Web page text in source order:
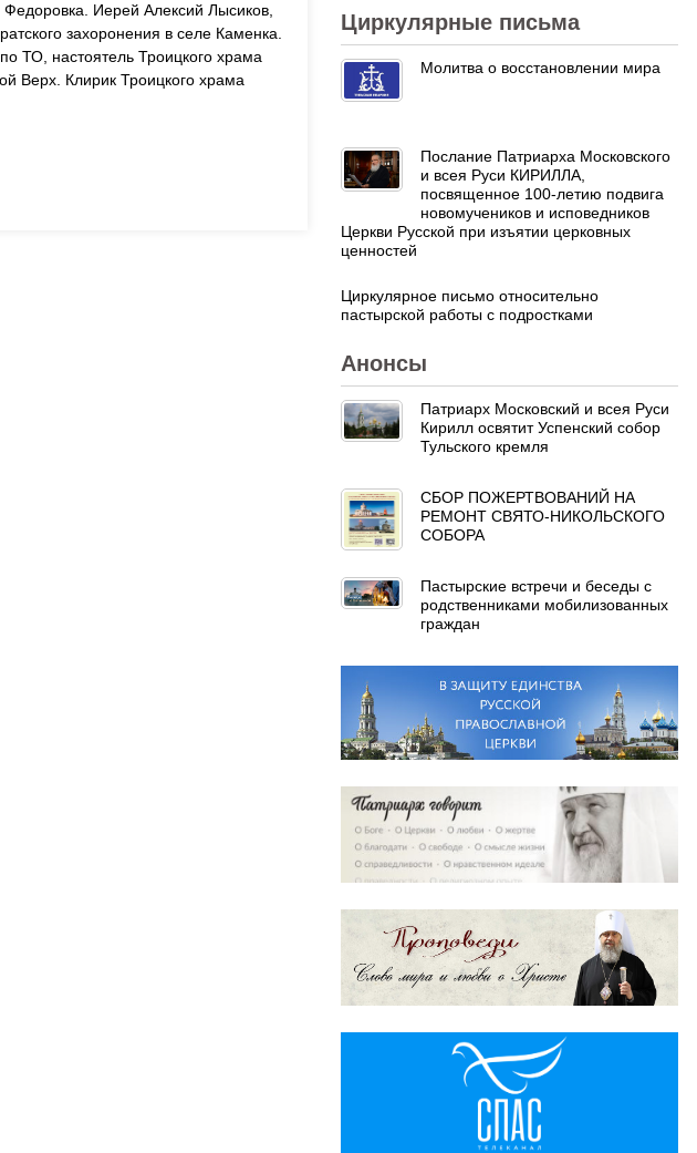
Иерей Алексий Лысиков,
захоронения в селе Каменка.
ТО, настоятель Троицкого храма
Верх. Клирик Троицкого храма
Циркулярные письма
Молитва о восстановлении мира
Послание Патриарха Московского
и всея Руси КИРИЛЛА,
посвященное 100-летию подвига
новомучеников и исповедников
Церкви Русской при изъятии церковных
ценностей
Циркулярное письмо относительно
пастырской работы с подростками
Анонсы
Патриарх Московский и всея Руси
Кирилл освятит Успенский собор
Тульского кремля
СБОР ПОЖЕРТВОВАНИЙ НА
РЕМОНТ СВЯТО-НИКОЛЬСКОГО
СОБОРА
Пастырские встречи и беседы с
родственниками мобилизованных
граждан